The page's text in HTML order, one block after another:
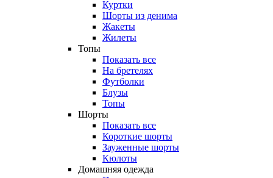
Куртки
Шорты из денима
Жакеты
Жилеты
Топы
Показать все
На бретелях
Футболки
Блузы
Топы
Шорты
Показать все
Короткие шорты
Зауженные шорты
Кюлоты
Домашняя одежда